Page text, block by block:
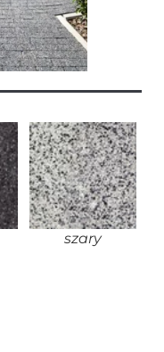
szary